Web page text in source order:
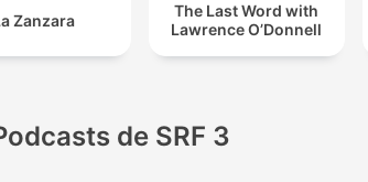
Zanzara
The Last Word with
Lawrence O’Donnell
de SRF 3